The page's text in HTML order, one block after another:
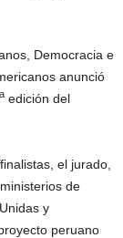
Democracia e
anunció
edición del
el jurado,
de
y
peruano